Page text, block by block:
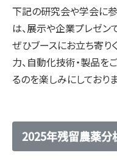
下記の研究会や学会に
は、展示や企業プレゼン
ぜひブースにお立ち寄り
力、自動化技術・製品を
るのを楽しみにしておりま
2025年残留農薬分